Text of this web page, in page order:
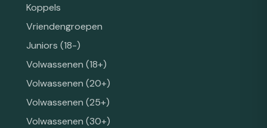
Koppels
Vriendengroepen
Juniors (18-)
Volwassenen (18+)
Volwassenen (20+)
Volwassenen (25+)
Volwassenen (30+)